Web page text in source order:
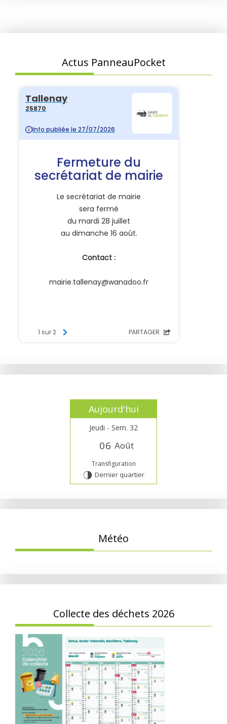
Actus PanneauPocket
Aujourd'hui
Jeudi - Sem. 32
06 Août
Transfiguration
T Dernier quartier
Météo
Collecte des déchets 2026